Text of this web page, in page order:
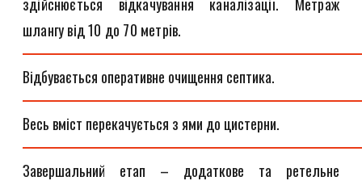
шлангу від 10 до 70 метрів.
Відбувається оперативне очищення септика.
Весь вміст перекачується з ями до цистерни.
Завершальний етап – додаткове та ретельне